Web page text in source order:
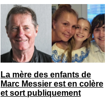
La mère des enfants de
Marc Messier est en colère
et sort publiquement